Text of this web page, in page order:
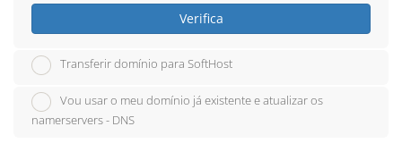
Verifica
Transferir domínio para SoftHost
Vou usar o meu domínio já existente e atualizar os
namerservers - DNS